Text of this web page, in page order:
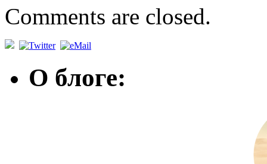
Comments are closed.
О блоге: